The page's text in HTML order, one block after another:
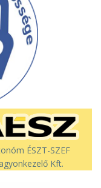
ÉSZT-SZEF
Kft.